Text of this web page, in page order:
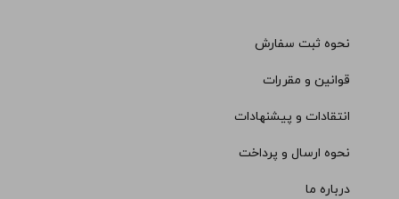
نحوه ثبت سفارش
قوانین و مقررات
انتقادات و پیشنهادات
نحوه ارسال و پرداخت
درباره ما